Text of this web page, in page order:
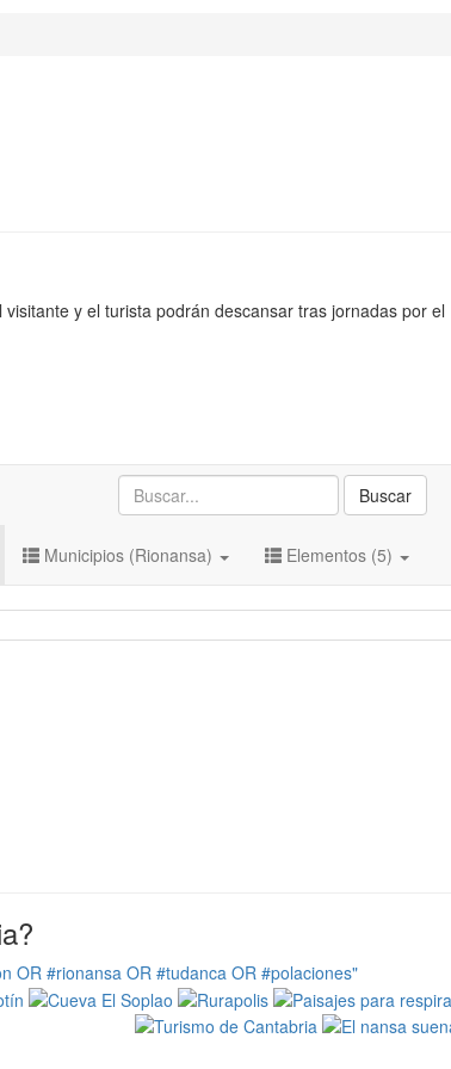
y el turista podrán descansar tras jornadas por el
Buscar
Municipios (Rionansa) Elementos (5)
OR #rionansa OR #tudanca OR #polaciones"